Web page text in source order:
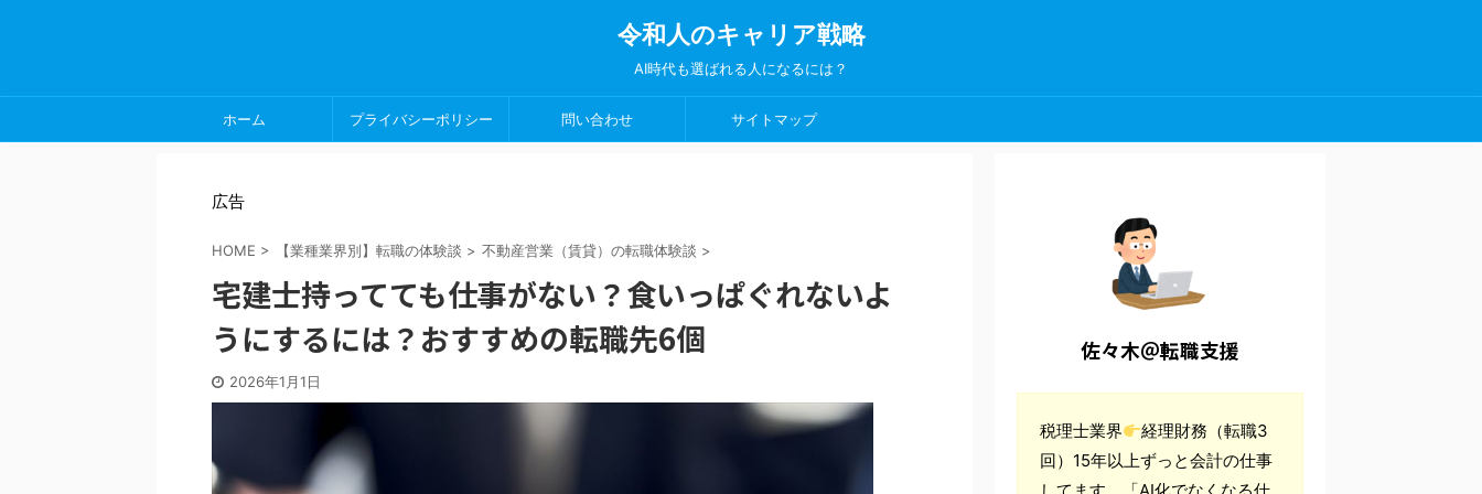
令和人のキャリア戦略
AI時代も選ばれる人になるには？
ホーム プライバシーポリシー 問い合わせ サイトマップ
広告
HOME > 【業種業界別】転職の体験談 > 不動産営業（賃貸）の転職体験談 >
宅建士持ってても仕事がない？食いっぱぐれないよ
うにするには？おすすめの転職先6個
2026年1月1日
佐々木＠転職支援
税理士業界
経理財務（転職3
回）15年以上ずっと会計の仕事